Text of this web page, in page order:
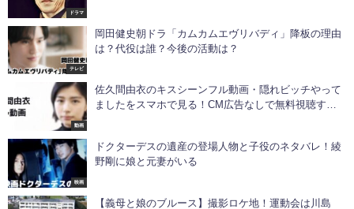
ドラマ
テレビ
岡田健史朝ドラ「カムカムエヴリバディ」降板の理由
は？代役は誰？今後の活動は？
動画
佐久間由衣のキスシーンフル動画・隠れビッチやって
ましたをスマホで見る！CM広告なしで無料視聴する
映画
ドクターデスの遺産の登場人物と子役のネタバレ！綾
野剛に娘と元妻がいる
【義母と娘のブルース】撮影ロケ地！運動会は川島